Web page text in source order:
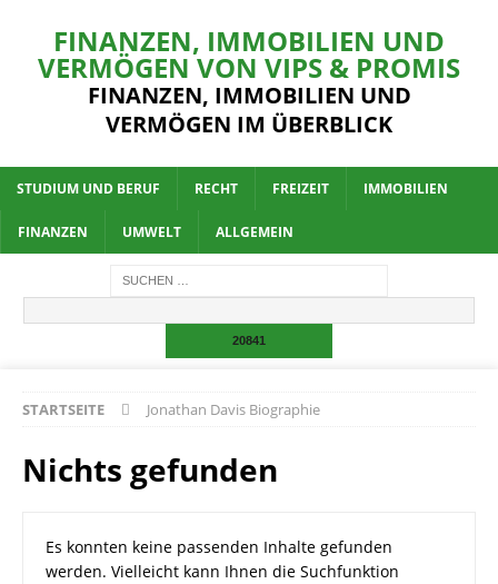
FINANZEN, IMMOBILIEN UND
VERMÖGEN VON VIPS & PROMIS
FINANZEN, IMMOBILIEN UND
VERMÖGEN IM ÜBERBLICK
STUDIUM UND BERUF RECHT FREIZEIT IMMOBILIEN
FINANZEN UMWELT ALLGEMEIN
STARTSEITE Jonathan Davis Biographie
Nichts gefunden
Es konnten keine passenden Inhalte gefunden
werden. Vielleicht kann Ihnen die Suchfunktion